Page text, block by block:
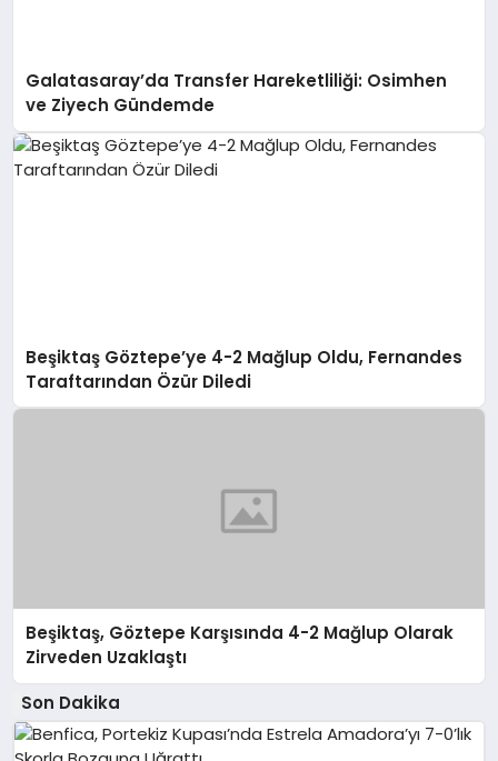
Galatasaray’da Transfer Hareketliliği: Osimhen
ve Ziyech Gündemde
Beşiktaş Göztepe’ye 4-2 Mağlup Oldu, Fernandes
Taraftarından Özür Diledi
Beşiktaş, Göztepe Karşısında 4-2 Mağlup Olarak
Zirveden Uzaklaştı
Son Dakika